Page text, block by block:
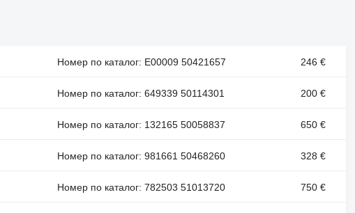
Номер по каталог: E00009 50421657 246 €
Номер по каталог: 649339 50114301 200 €
Номер по каталог: 132165 50058837 650 €
Номер по каталог: 981661 50468260 328 €
Номер по каталог: 782503 51013720 750 €